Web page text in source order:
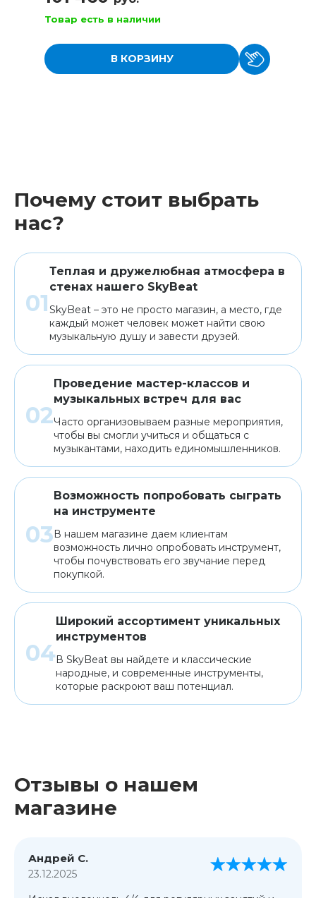
Товар есть в наличии
В КОРЗИНУ
Почему стоит выбрать
нас?
Теплая и дружелюбная атмосфера в
стенах нашего SkyBeat
SkyBeat – это не просто магазин, а место, где
каждый может человек может найти свою
музыкальную душу и завести друзей.
Проведение мастер-классов и
музыкальных встреч для вас
Часто организовываем разные мероприятия,
чтобы вы смогли учиться и общаться с
музыкантами, находить единомышленников.
Возможность попробовать сыграть
на инструменте
В нашем магазине даем клиентам
возможность лично опробовать инструмент,
чтобы почувствовать его звучание перед
покупкой.
Широкий ассортимент уникальных
инструментов
В SkyBeat вы найдете и классические
народные, и современные инструменты,
которые раскроют ваш потенциал.
Отзывы о нашем
магазине
Андрей С.
23.12.2025